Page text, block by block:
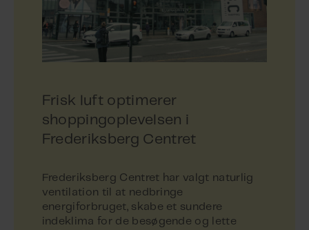
Frisk luft optimerer
shoppingoplevelsen i
Frederiksberg Centret
Frederiksberg Centret har valgt naturlig
ventilation til at nedbringe
energiforbruget, skabe et sundere
indeklima for de besøgende og lette